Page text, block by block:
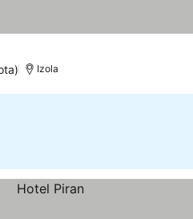
Izola